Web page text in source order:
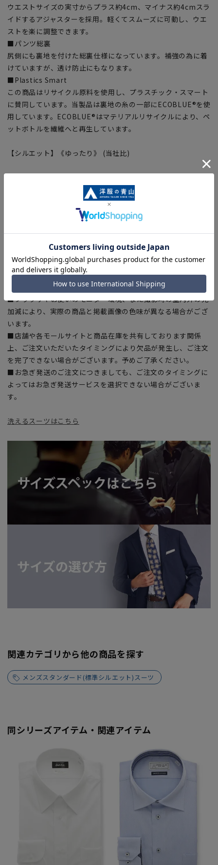
ウエストサイズの実寸からプラス約4cm、マイナス約4cmスラ
イドするアジャスターを採用。軽くてスムーズに可動し、ウエ
ストを楽に調整できます。
■パンツ総裏
尻側にも裏地を付けた総裏仕様になっています。補強の為に着
けていますが、透け防止にもなります。
■Plastics Smart
この商品はリサイクル原料を使用し、プラスチック・スマート
に賛同しています。当製品は裏地の糸の一部にECOBLUE®を使
用しています。ECOBLUE®はマテリアルリサイクルにより、ペ
ットボトルを繊維へと再生しています。
【シルエット】《ゆったり》 (当社比)
■商品画像はサンプルのため、色味やサイズ等の仕様に変更が
ある場合がございますので、予めご了承ください。
■ゆとり感には個人差があります。サイズ表を確認の上、ご購
干の誤差が生じる場合がございます。予めご了承ください。
■サイズスペックは仕上がりサイズを記載しております。一
部、商品現物におすすめサイズ(ヌードサイズ)を記載している
商品もございます。
■ブラウザやお使いのモニター環境、また撮影時の室内外の光
加減により、実際の商品と掲載画像の色味が異なる場合がござ
います。
■店舗や各モールサイトと商品在庫を共有しております関係
上、ご注文いただいたタイミングにより欠品が発生し、ご注文
を完了できない場合がございます。予めご了承ください。
■お急ぎ発送のご注文につきましても、ご注文のタイミングに
よってはお急ぎ発送サービスを選択できない場合がございま
す。
洗えるスーツはこちら
関連カテゴリから他の商品を探す
メンズスタンダード(標準シルエット)スーツ
同シリーズアイテム・関連アイテム